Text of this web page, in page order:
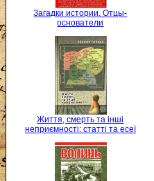
Загадки истории. Отцы-
основатели
Життя, смерть та інші
неприємності: статті та есеї